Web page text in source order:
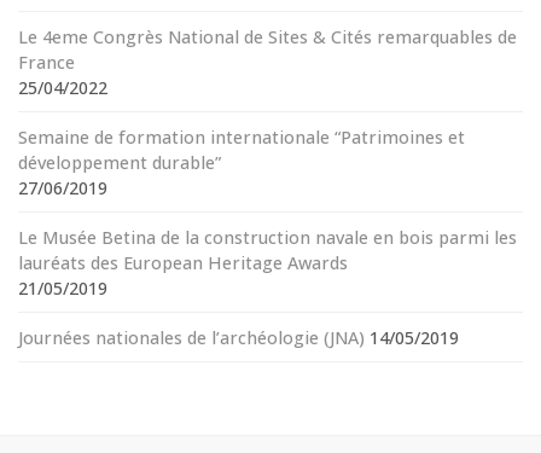
Le 4eme Congrès National de Sites & Cités remarquables de
France
25/04/2022
Semaine de formation internationale “Patrimoines et
développement durable”
27/06/2019
Le Musée Betina de la construction navale en bois parmi les
lauréats des European Heritage Awards
21/05/2019
Journées nationales de l’archéologie (JNA) 14/05/2019